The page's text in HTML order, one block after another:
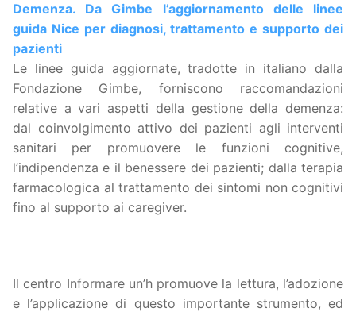
Demenza. Da Gimbe l’aggiornamento delle linee
guida Nice per diagnosi, trattamento e supporto dei
pazienti
Le linee guida aggiornate, tradotte in italiano dalla
Fondazione Gimbe, forniscono raccomandazioni
relative a vari aspetti della gestione della demenza:
dal coinvolgimento attivo dei pazienti agli interventi
sanitari per promuovere le funzioni cognitive,
l’indipendenza e il benessere dei pazienti; dalla terapia
farmacologica al trattamento dei sintomi non cognitivi
fino al supporto ai caregiver.
Il centro Informare un’h promuove la lettura, l’adozione
e l’applicazione di questo importante strumento, ed